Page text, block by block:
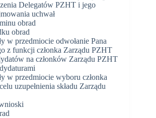
Delegatów PZHT i jego
uchwał
obrad
obrad
w przedmiocie odwołanie Pana
z funkcji członka Zarządu PZHT
na członków Zarządu PZHT
w przedmiocie wyboru członka
uzupełnienia składu Zarządu